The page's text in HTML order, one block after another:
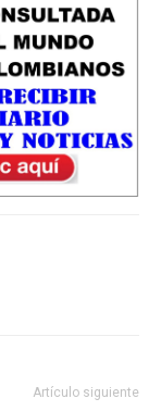
Artículo siguiente